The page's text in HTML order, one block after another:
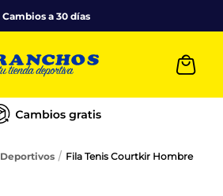
Cambios a 30 días
Deportivos
Fila Tenis Courtkir Hombre